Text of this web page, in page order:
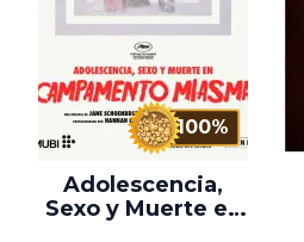
100%
Adolescencia,
Sexo y Muerte en